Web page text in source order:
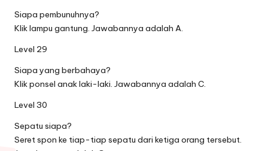
Siapa pembunuhnya?
Klik lampu gantung. Jawabannya adalah A.
Level 29
Siapa yang berbahaya?
Klik ponsel anak laki-laki. Jawabannya adalah C.
Level 30
Sepatu siapa?
Seret spon ke tiap-tiap sepatu dari ketiga orang tersebut.